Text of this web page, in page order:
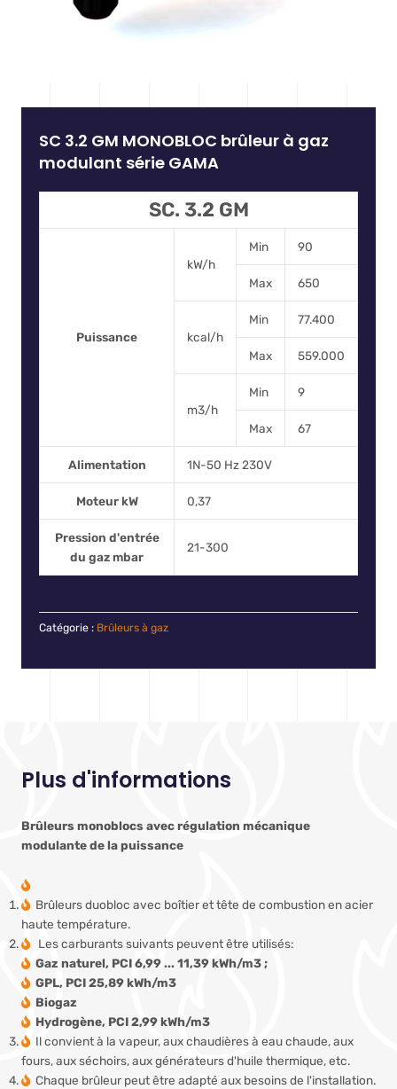
SC 3.2 GM MONOBLOC brûleur à gaz
modulant série GAMA
SC. 3.2 GM
Puissance
kW/h
Min 90
Max 650
kcal/h
Min 77.400
Max 559.000
m3/h
Min 9
Max 67
Alimentation 1N-50 Hz 230V
Moteur kW 0,37
Pression d'entrée
du gaz mbar
21-300
Catégorie : Brûleurs à gaz
Plus d'informations
Brûleurs monoblocs avec régulation mécanique
modulante de la puissance
Brûleurs duobloc avec boîtier et tête de combustion en acier
haute température.
Les carburants suivants peuvent être utilisés:
Gaz naturel, PCI 6,99 ... 11,39 kWh/m3 ;
GPL, PCI 25,89 kWh/m3
Biogaz
Hydrogène, PCI 2,99 kWh/m3
Il convient à la vapeur, aux chaudières à eau chaude, aux
fours, aux séchoirs, aux générateurs d'huile thermique, etc.
Chaque brûleur peut être adapté aux besoins de l'installation.